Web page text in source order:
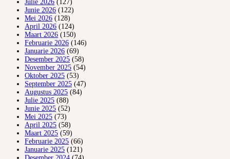
Julie 2026 (127)
Junie 2026 (122)
Mei 2026 (128)
April 2026 (124)
Maart 2026 (150)
Februarie 2026 (146)
Januarie 2026 (69)
Desember 2025 (58)
November 2025 (54)
Oktober 2025 (53)
September 2025 (47)
Augustus 2025 (84)
Julie 2025 (88)
Junie 2025 (52)
Mei 2025 (73)
April 2025 (58)
Maart 2025 (59)
Februarie 2025 (66)
Januarie 2025 (121)